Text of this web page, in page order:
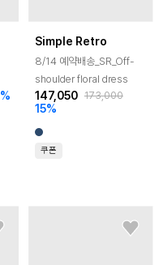
%
Simple Retro
8/14 예약배송_SR_Off-
shoulder floral dress
147,050 173,000
15%
쿠폰